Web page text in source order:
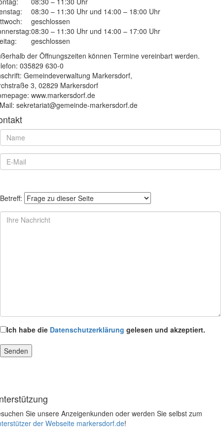
08:30 – 11:30 Uhr und 14:00 – 18:00 Uhr
geschlossen
08:30 – 11:30 Uhr und 14:00 – 17:00 Uhr
geschlossen
der Öffnungszeiten können Termine vereinbart werden.
035829 630-0
Gemeindeverwaltung Markersdorf,
3, 02829 Markersdorf
www.markersdorf.de
sekretariat@gemeinde-markersdorf.de
Betreff:
Ich habe die Datenschutzerklärung gelesen und akzeptiert.
Sie unsere Anzeigenkunden oder werden Sie selbst zum
der Webseite markersdorf.de!